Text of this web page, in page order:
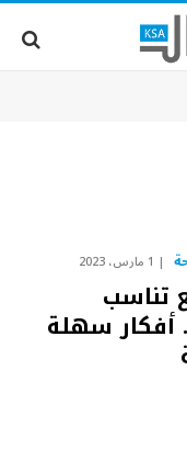
1 مارس، 2023
تناسب
أفكار سهلة